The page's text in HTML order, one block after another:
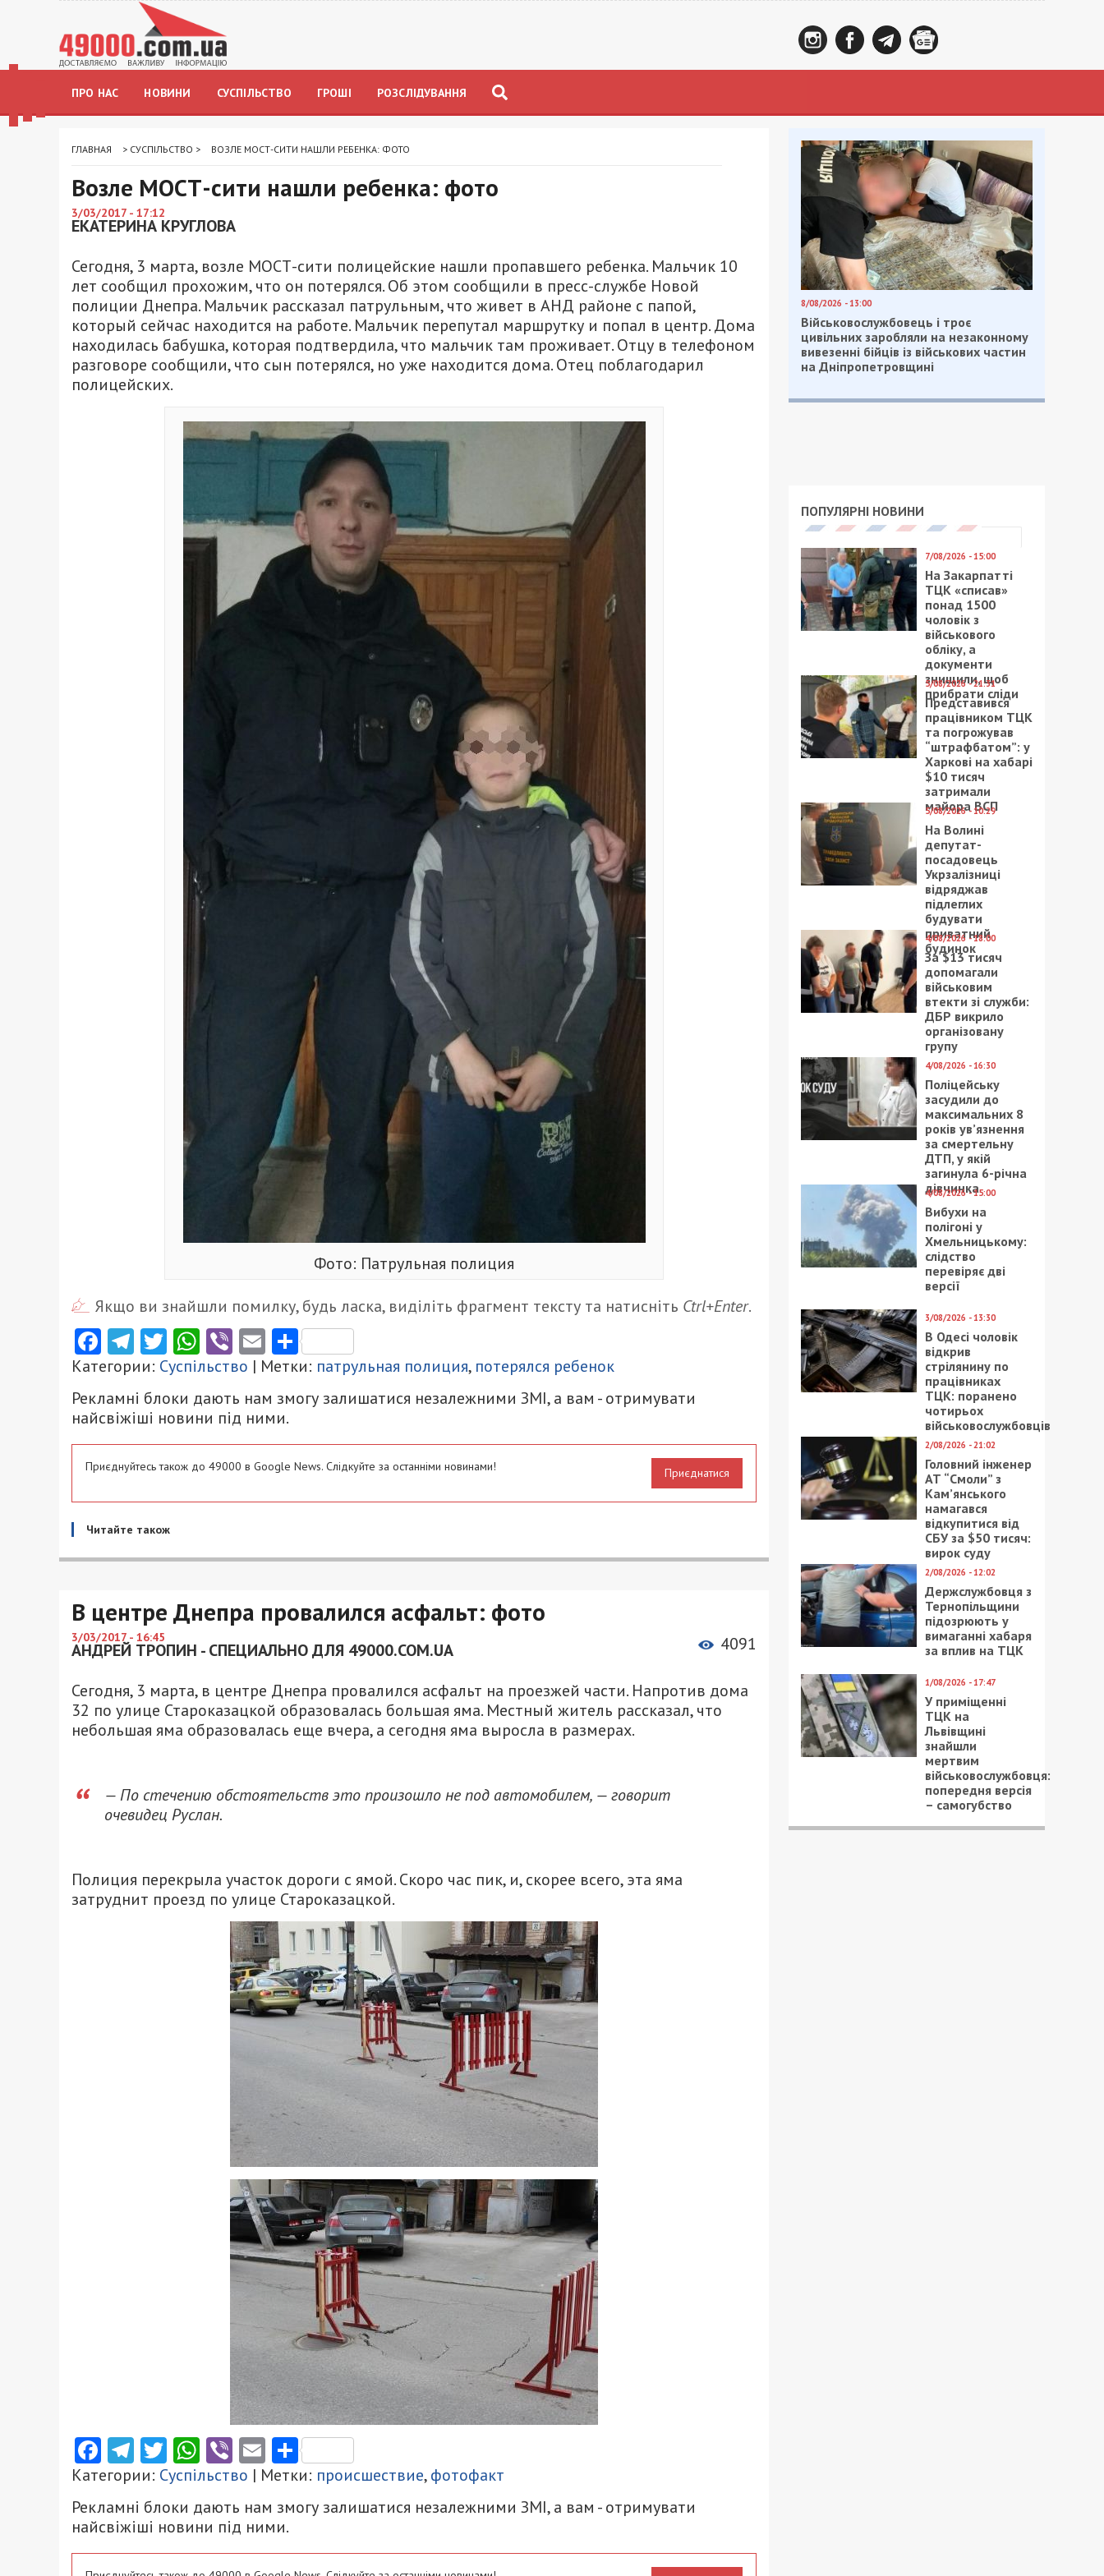
ПРО НАС НОВИНИ СУСПІЛЬСТВО ГРОШІ РОЗСЛІДУВАННЯ
ГЛАВНАЯ > СУСПІЛЬСТВО > ВОЗЛЕ МОСТ-СИТИ НАШЛИ РЕБЕНКА: ФОТО
Возле МОСТ-сити нашли ребенка: фото
3/03/2017 - 17:12
ЕКАТЕРИНА КРУГЛОВА
Сегодня, 3 марта, возле МОСТ-сити полицейские нашли пропавшего ребенка. Мальчик 10
лет сообщил прохожим, что он потерялся. Об этом сообщили в пресс-службе Новой
полиции Днепра. Мальчик рассказал патрульным, что живет в АНД районе с папой,
который сейчас находится на работе. Мальчик перепутал маршрутку и попал в центр. Дома
находилась бабушка, которая подтвердила, что мальчик там проживает. Отцу в телефоном
разговоре сообщили, что сын потерялся, но уже находится дома. Отец поблагодарил
полицейских.
Фото: Патрульная полиция
Якщо ви знайшли помилку, будь ласка, виділіть фрагмент тексту та натисніть Ctrl+Enter.
Facebook
Telegram
Twitter
WhatsApp
ViberEmailПоділитися
Категории: Суспільство | Метки: патрульная полиция, потерялся ребенок
Рекламні блоки дають нам змогу залишатися незалежними ЗМІ, а вам - отримувати
найсвіжіші новини під ними.
Приєднуйтесь також до 49000 в Google News. Слідкуйте за останніми новинами! Приєднатися
Читайте також
В центре Днепра провалился асфальт: фото
3/03/2017 - 16:45
АНДРЕЙ ТРОПИН - СПЕЦИАЛЬНО ДЛЯ 49000.COM.UA 4091
Сегодня, 3 марта, в центре Днепра провалился асфальт на проезжей части. Напротив дома
32 по улице Староказацкой образовалась большая яма. Местный житель рассказал, что
небольшая яма образовалась еще вчера, а сегодня яма выросла в размерах.
— По стечению обстоятельств это произошло не под автомобилем, — говорит
очевидец Руслан.
Полиция перекрыла участок дороги с ямой. Скоро час пик, и, скорее всего, эта яма
затруднит проезд по улице Староказацкой.
Facebook
Telegram
Twitter
WhatsApp
ViberEmailПоділитися
Категории: Суспільство | Метки: происшествие,фотофакт
Рекламні блоки дають нам змогу залишатися незалежними ЗМІ, а вам - отримувати
найсвіжіші новини під ними.
8/08/2026 - 13:00
Військовослужбовець і троє
цивільних заробляли на незаконному
вивезенні бійців із військових частин
на Дніпропетровщині
ПОПУЛЯРНІ НОВИНИ
7/08/2026 - 15:00
На Закарпатті
ТЦК «списав»
понад 1500
чоловік з
військового
обліку, а
документи
знищили, щоб
прибрати сліди
5/08/2026 - 21:31
Представився
працівником ТЦК
та погрожував
“штрафбатом”: у
Харкові на хабарі
$10 тисяч
затримали
майора ВСП
5/08/2026 - 10:29
На Волині
депутат-
посадовець
Укрзалізниці
відряджав
підлеглих
будувати
приватний
будинок
4/08/2026 - 18:00
За $13 тисяч
допомагали
військовим
втекти зі служби:
ДБР викрило
організовану
групу
4/08/2026 - 16:30
Поліцейську
засудили до
максимальних 8
років ув’язнення
за смертельну
ДТП, у якій
загинула 6-річна
дівчинка
4/08/2026 - 15:00
Вибухи на
полігоні у
Хмельницькому:
слідство
перевіряє дві
версії
3/08/2026 - 13:30
В Одесі чоловік
відкрив
стрілянину по
працівниках
ТЦК: поранено
чотирьох
військовослужбовців
2/08/2026 - 21:02
Головний інженер
АТ “Смоли” з
Кам’янського
намагався
відкупитися від
СБУ за $50 тисяч:
вирок суду
2/08/2026 - 12:02
Держслужбовця з
Тернопільщини
підозрюють у
вимаганні хабаря
за вплив на ТЦК
1/08/2026 - 17:47
У приміщенні
ТЦК на
Львівщині
знайшли
мертвим
військовослужбовця:
попередня версія
– самогубство